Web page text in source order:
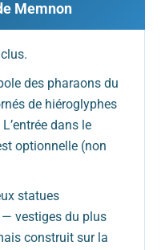
Memnon
des pharaons du
de hiéroglyphes
dans le
optionnelle (non
statues
— vestiges du plus
construit sur la